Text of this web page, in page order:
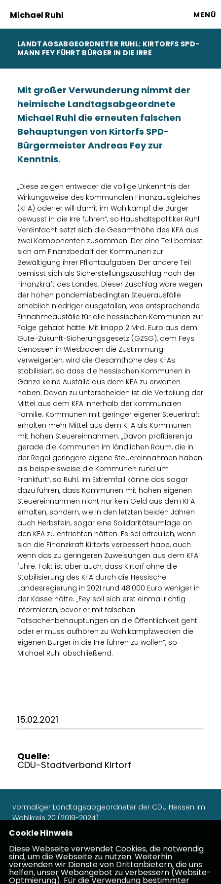
Michael Ruhl MENÜ
LANDTAGSABGEORDNETER RUHL: KIRTORFS SPD-
MANN FEY FÜHRT BÜRGER IN DIE IRRE
Mit großer Verwunderung nimmt der
heimische Landtagsabgeordnete
Michael Ruhl die erneuten falschen
Behauptungen von Kirtorfs SPD-
Bürgermeister Andreas Fey zur
Kenntnis.
Diese zeigen entweder die völlige Unkenntnis der
Wirkungsweise des kommunalen Finanzausgleiches
(KFA) oder er will damit im Wahlkampf die Bürger
bewusst in die Irre führen“, so Haushaltspolitiker Ruhl.
Vereinfacht setzt sich die Gesamthöhe des KFA aus
zwei Komponenten zusammen. Der eine Teil bemisst
sich am Finanzbedarf der Kommunen zur
Bewältigung ihrer Pflichtaufgaben. Der andere Teil
bemisst sich als Sicherstellungszuschlag nach der
Finanzkraft des Landes. Dieser Zuschlag wäre wegen
der hohen pandemiebedingten Steuerausfälle
erheblich niedriger ausgefallen, was entsprechende
Einnahmeausfälle für alle hessischen Kommunen zur
Folge gehabt hätte. Mit knapp 2 Mrd. Euro aus dem
Gute-Zukunft-Sicherungsgesetz (GZSG), dem Feys
Genossen in Wiesbaden die Zustimmung
verweigerten, wird die Gesamthöhe des KFAs
stabilisiert, so dass die hessischen Kommunen in
Gänze keine Ausfälle aus dem KFA zu erwarten
haben. Davon zu unterscheiden ist die Verteilung der
Mittel aus dem KFA innerhalb der kommunalen
Familie. Kommunen mit geringer eigener Steuerkraft
erhalten mehr Mittel aus dem KFA als Kommunen
mit hohen Steuereinnahmen. „Davon profitieren ja
gerade die Kommunen im ländlichen Raum, die in
der Regel geringere eigene Steuereinnahmen haben
als beispielsweise die Kommunen rund um
Frankfurt“, so Ruhl. Im Extremfall könne das sogar
dazu führen, dass Kommunen mit hohen eigenen
Steuereinnahmen nicht nur kein Geld aus dem KFA
erhalten, sondern, wie in den letzten beiden Jahren
auch Herbstein, sogar eine Solidaritätsumlage an
den KFA zu entrichten hätten. Es sei erfreulich, wenn
sich die Finanzkraft Kirtorfs verbessert habe, auch
wenn das zu geringeren Zuweisungen aus dem KFA
führe. Fakt ist aber auch, dass Kirtorf ohne die
Stabilisierung des KFA durch die Hessische
Landesregierung in 2021 rund 48.000 Euro weniger in
der Kasse hätte. „Fey soll sich erst einmal richtig
informieren, bevor er mit falschen
Tatsachenbehauptungen an die Öffentlichkeit geht
oder er muss aufhören zu Wahlkampfzwecken die
eigenen Bürger in die Irre führen zu wollen“, so
Michael Ruhl abschließend.
15.02.2021
Quelle:
CDU-Stadtverband Kirtorf
vormaliger Landtagsabgeordneter der CDU Hessen im
Wahlkreis 20 (2019-2024)
Impressum Datenschutz Kontakt
Cookie Hinweis
Diese Webseite verwendet Cookies, die notwendig
sind, um die Webseite zu nutzen. Weiterhin
verwenden wir Dienste von Drittanbietern, die uns
helfen, unser Webangebot zu verbessern (Website-
Optmierung). Für die Verwendung bestimmter